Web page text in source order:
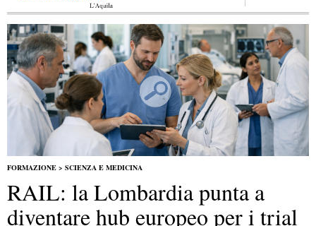
FORMAZIONE > SCIENZA E MEDICINA
RAIL: la Lombardia punta a
diventare hub europeo per i trial